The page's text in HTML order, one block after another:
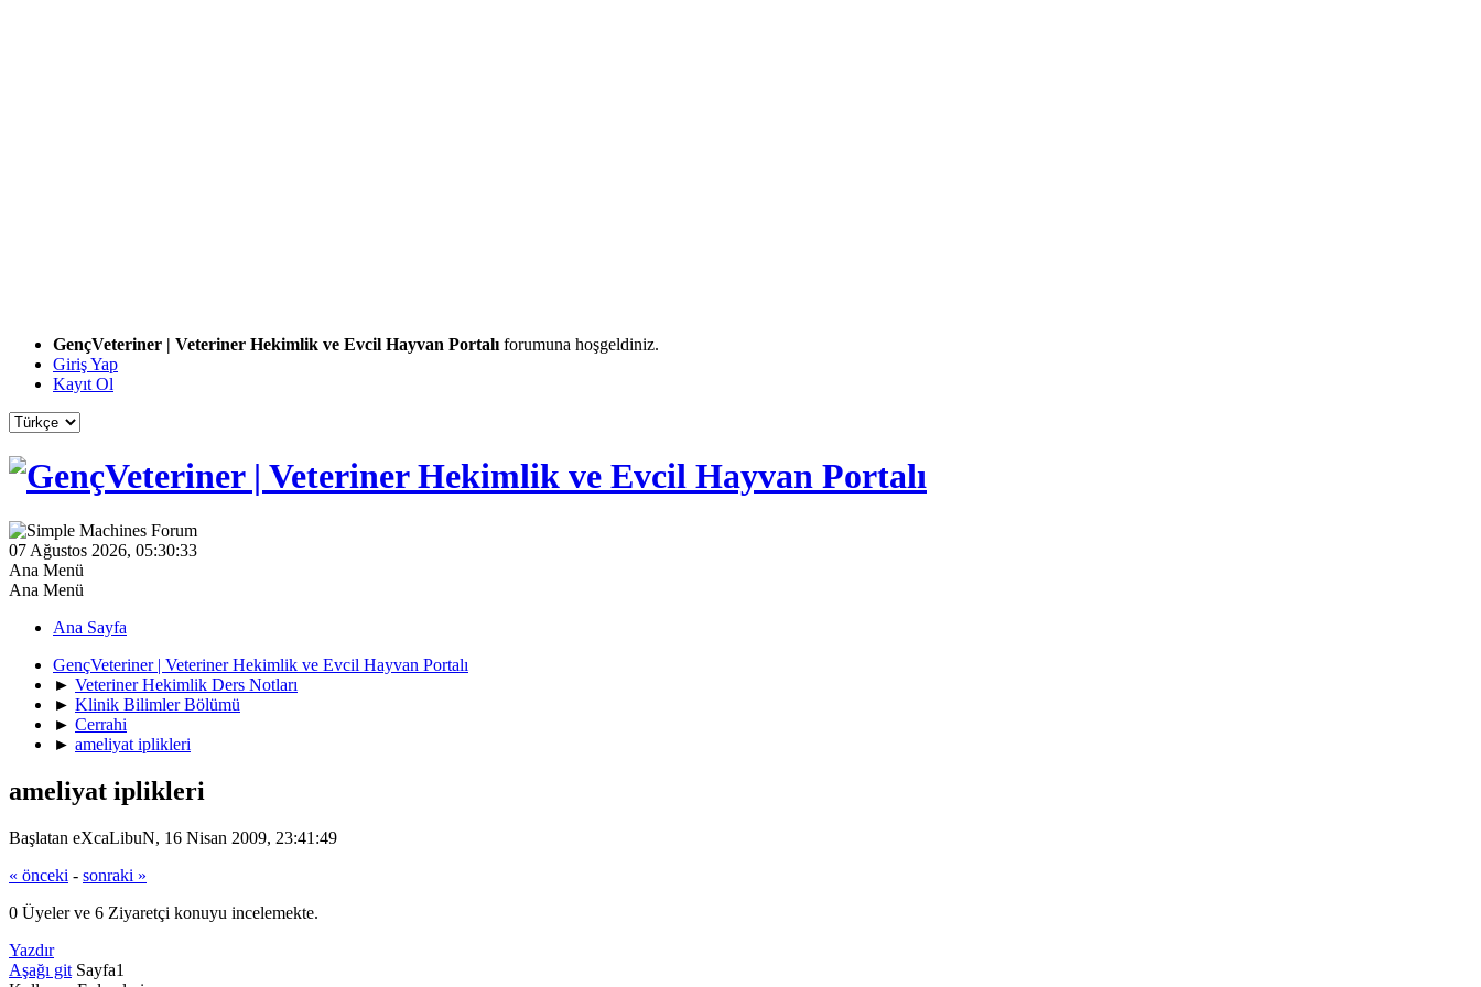
GençVeteriner | Veteriner Hekimlik ve Evcil Hayvan Portalı forumuna hoşgeldiniz.
Giriş Yap
Kayıt Ol
07 Ağustos 2026, 05:30:33
Ana Menü
Ana Menü
Ana Sayfa
GençVeteriner | Veteriner Hekimlik ve Evcil Hayvan Portalı
► Veteriner Hekimlik Ders Notları
► Klinik Bilimler Bölümü
► Cerrahi
► ameliyat iplikleri
ameliyat iplikleri
Başlatan eXcaLibuN, 16 Nisan 2009, 23:41:49
« önceki - sonraki »
0 Üyeler ve 6 Ziyaretçi konuyu incelemekte.
Yazdır
Aşağı git Sayfa1